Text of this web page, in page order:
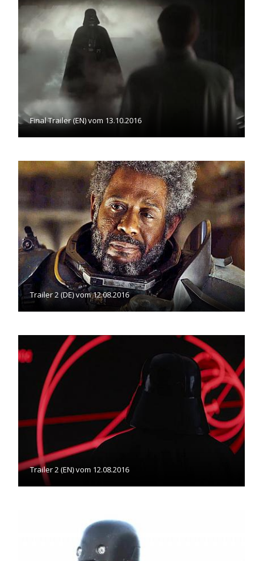
Final Trailer (EN) vom 13.10.2016
Trailer 2 (DE) vom 12.08.2016
Trailer 2 (EN) vom 12.08.2016